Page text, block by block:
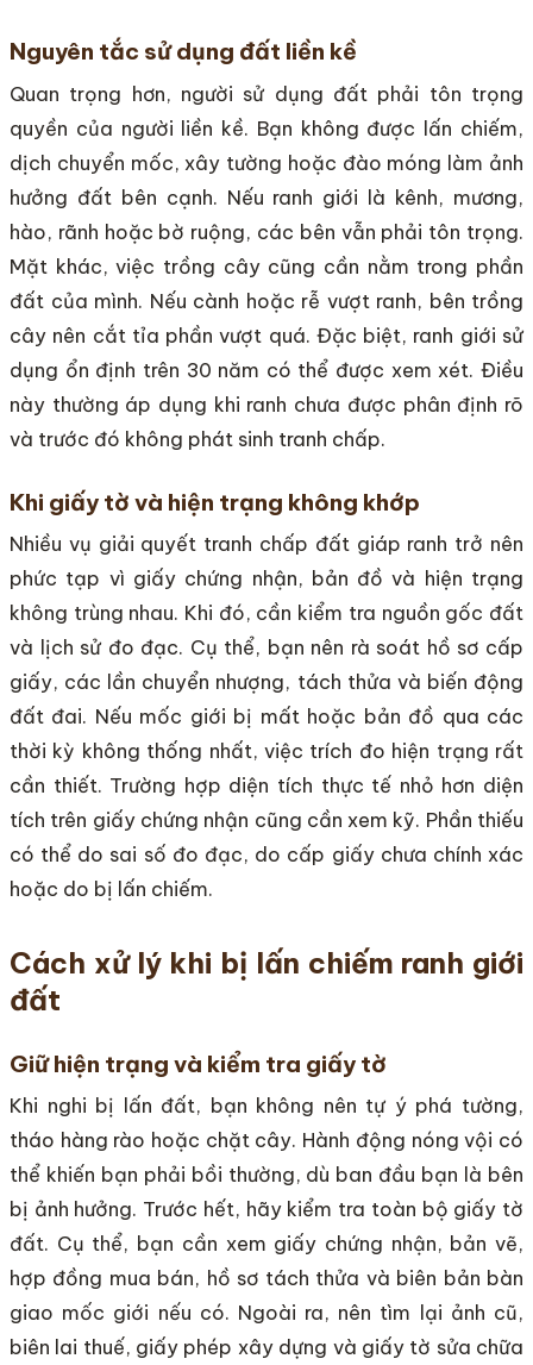
Nguyên tắc sử dụng đất liền kề
Quan trọng hơn, người sử dụng đất phải tôn trọng
quyền của người liền kề. Bạn không được lấn chiếm,
dịch chuyển mốc, xây tường hoặc đào móng làm ảnh
hưởng đất bên cạnh. Nếu ranh giới là kênh, mương,
hào, rãnh hoặc bờ ruộng, các bên vẫn phải tôn trọng.
Mặt khác, việc trồng cây cũng cần nằm trong phần
đất của mình. Nếu cành hoặc rễ vượt ranh, bên trồng
cây nên cắt tỉa phần vượt quá. Đặc biệt, ranh giới sử
dụng ổn định trên 30 năm có thể được xem xét. Điều
này thường áp dụng khi ranh chưa được phân định rõ
và trước đó không phát sinh tranh chấp.
Khi giấy tờ và hiện trạng không khớp
Nhiều vụ giải quyết tranh chấp đất giáp ranh trở nên
phức tạp vì giấy chứng nhận, bản đồ và hiện trạng
không trùng nhau. Khi đó, cần kiểm tra nguồn gốc đất
và lịch sử đo đạc. Cụ thể, bạn nên rà soát hồ sơ cấp
giấy, các lần chuyển nhượng, tách thửa và biến động
đất đai. Nếu mốc giới bị mất hoặc bản đồ qua các
thời kỳ không thống nhất, việc trích đo hiện trạng rất
cần thiết. Trường hợp diện tích thực tế nhỏ hơn diện
tích trên giấy chứng nhận cũng cần xem kỹ. Phần thiếu
có thể do sai số đo đạc, do cấp giấy chưa chính xác
hoặc do bị lấn chiếm.
Cách xử lý khi bị lấn chiếm ranh giới
đất
Giữ hiện trạng và kiểm tra giấy tờ
Khi nghi bị lấn đất, bạn không nên tự ý phá tường,
tháo hàng rào hoặc chặt cây. Hành động nóng vội có
thể khiến bạn phải bồi thường, dù ban đầu bạn là bên
bị ảnh hưởng. Trước hết, hãy kiểm tra toàn bộ giấy tờ
đất. Cụ thể, bạn cần xem giấy chứng nhận, bản vẽ,
hợp đồng mua bán, hồ sơ tách thửa và biên bản bàn
giao mốc giới nếu có. Ngoài ra, nên tìm lại ảnh cũ,
biên lai thuế, giấy phép xây dựng và giấy tờ sửa chữa